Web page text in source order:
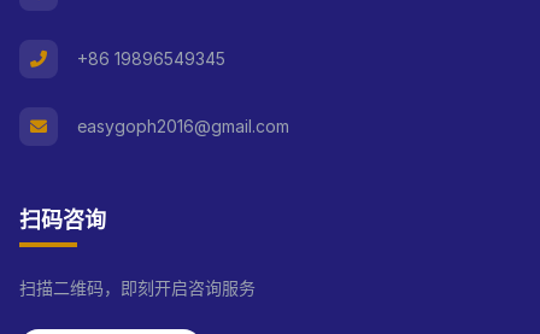
+86 19896549345
easygoph2016@gmail.com
扫码咨询
扫描二维码，即刻开启咨询服务